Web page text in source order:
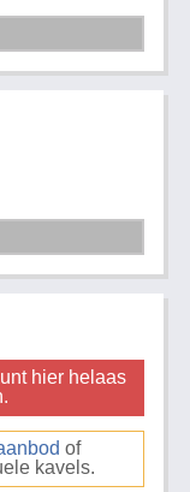
hier helaas
of
kavels.